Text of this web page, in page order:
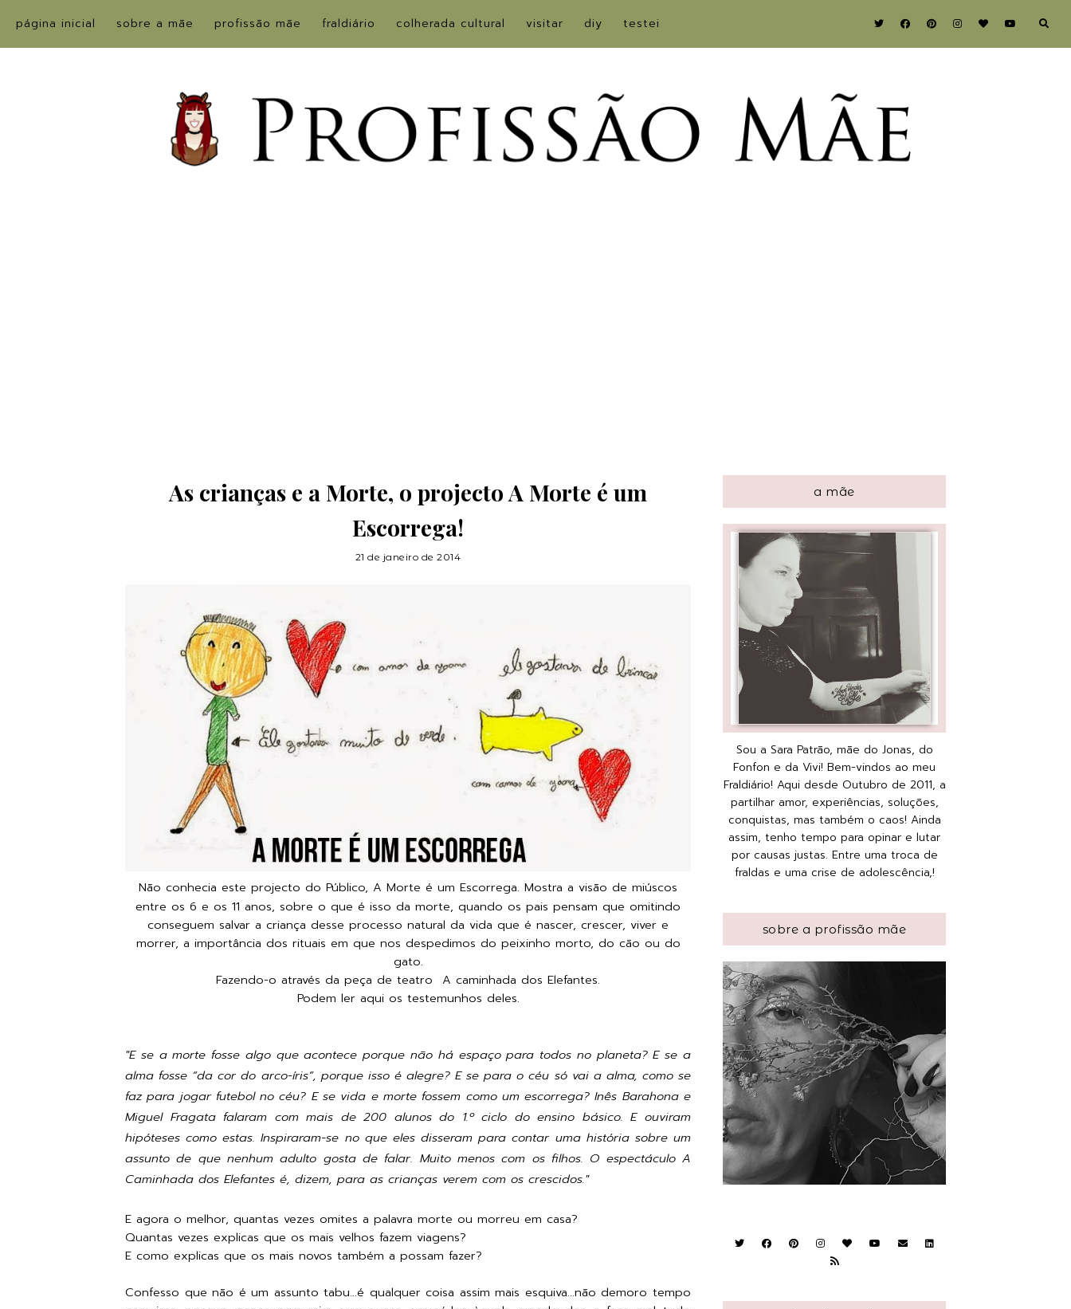
página inicial sobre a mãe profissão mãe fraldiário colherada cultural visitar diy testei
As crianças e a Morte, o projecto A Morte é um
Escorrega!
21 de janeiro de 2014
Não conhecia este projecto do Público, A Morte é um Escorrega. Mostra a visão de miúscos
entre os 6 e os 11 anos, sobre o que é isso da morte, quando os pais pensam que omitindo
conseguem salvar a criança desse processo natural da vida que é nascer, crescer, viver e
morrer, a importância dos rituais em que nos despedimos do peixinho morto, do cão ou do
gato.
Fazendo-o através da peça de teatro A caminhada dos Elefantes.
Podem ler aqui os testemunhos deles.
"E se a morte fosse algo que acontece porque não há espaço para todos no planeta? E se a
alma fosse “da cor do arco-íris”, porque isso é alegre? E se para o céu só vai a alma, como se
faz para jogar futebol no céu? E se vida e morte fossem como um escorrega? Inês Barahona e
Miguel Fragata falaram com mais de 200 alunos do 1.º ciclo do ensino básico. E ouviram
hipóteses como estas. Inspiraram-se no que eles disseram para contar uma história sobre um
assunto de que nenhum adulto gosta de falar. Muito menos com os filhos. O espectáculo A
Caminhada dos Elefantes é, dizem, para as crianças verem com os crescidos."
E agora o melhor, quantas vezes omites a palavra morte ou morreu em casa?
Quantas vezes explicas que os mais velhos fazem viagens?
E como explicas que os mais novos também a possam fazer?
Confesso que não é um assunto tabu...é qualquer coisa assim mais esquiva...não demoro tempo
a mãe
Sou a Sara Patrão, mãe do Jonas, do
Fonfon e da Vivi! Bem-vindos ao meu
Fraldiário! Aqui desde Outubro de 2011, a
partilhar amor, experiências, soluções,
conquistas, mas também o caos! Ainda
assim, tenho tempo para opinar e lutar
por causas justas. Entre uma troca de
fraldas e uma crise de adolescência,!
sobre a profissão mãe